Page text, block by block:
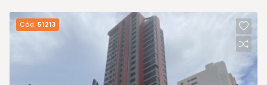
Cód.51213